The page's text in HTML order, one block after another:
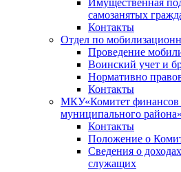
Имущественная
самозанятых
Контакты
Отдел по
Проведение
Воинский учет и
Нормативно
Контакты
МКУ«Комитет финансов
муниципального района»
Контакты
Положение о
Сведения о
служащих